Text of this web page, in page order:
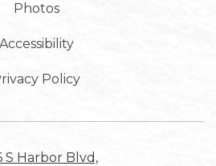
Photos
Accessibility
Policy
S Harbor Blvd,